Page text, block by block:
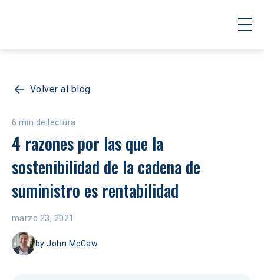
Volver al blog
6 min de lectura
4 razones por las que la
sostenibilidad de la cadena de
suministro es rentabilidad
marzo 23, 2021
byJohn McCaw